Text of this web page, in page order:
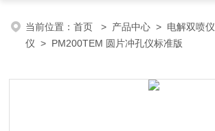
当前位置：首页 > 产品中心 > 电解双喷仪
仪 > PM200TEM 圆片冲孔仪标准版